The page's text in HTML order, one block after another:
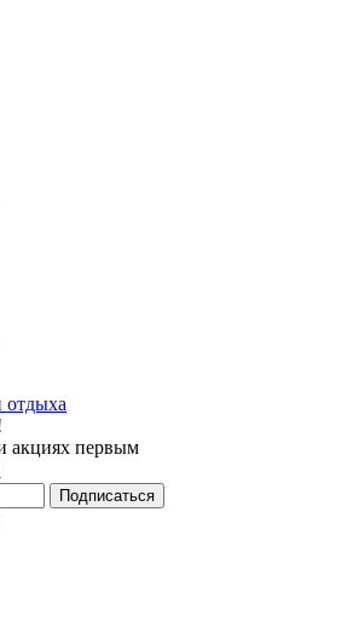
отдыха
акциях первым